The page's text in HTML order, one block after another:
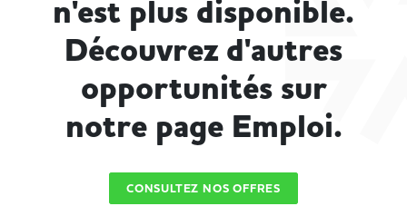
n'est plus disponible.
Découvrez d'autres
opportunités sur
notre page Emploi.
CONSULTEZ NOS OFFRES